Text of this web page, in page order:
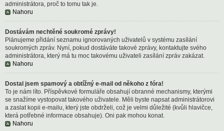
administrátora, proč to tomu tak je.
Nahoru
Dostávám nechtěné soukromé zprávy!
Plánujeme přidání seznamu ignorovaných uživatelů v systému zasílání
soukromých zpráv. Nyní, pokud dostáváte takové zprávy, kontaktujte svého
administrátora, který má tu moc takovému uživateli zasílání zpráv zakázat.
Nahoru
Dostal jsem spamový a obtížný e-mail od někoho z fóra!
To je nám líto. Příspěvkové formuláře obsahují obranné mechanismy, kterými
se snažíme vystopovat takového uživatele. Měli byste napsat administrátorovi
a zaslat kopii e-mailu, který jste obdrželi, což je velmi důležité (kvůli hlavičce,
která potřebné informace obsahuje). Oni pak mohou konat.
Nahoru